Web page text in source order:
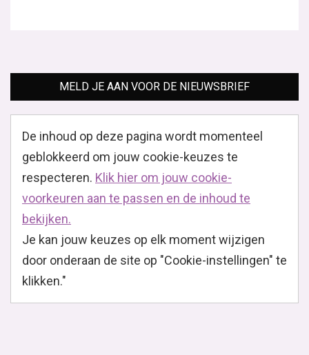
MELD JE AAN VOOR DE NIEUWSBRIEF
De inhoud op deze pagina wordt momenteel
geblokkeerd om jouw cookie-keuzes te
respecteren. Klik hier om jouw cookie-
voorkeuren aan te passen en de inhoud te
bekijken.
Je kan jouw keuzes op elk moment wijzigen
door onderaan de site op "Cookie-instellingen" te
klikken."